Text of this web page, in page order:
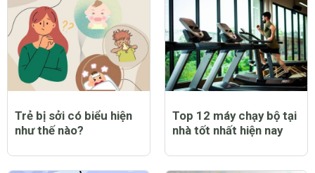
Trẻ bị sởi có biểu hiện
như thế nào?
Top 12 máy chạy bộ tại
nhà tốt nhất hiện nay